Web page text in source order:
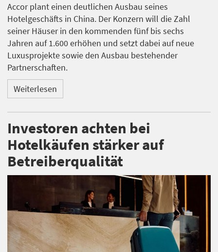
Accor plant einen deutlichen Ausbau seines
Hotelgeschäfts in China. Der Konzern will die Zahl
seiner Häuser in den kommenden fünf bis sechs
Jahren auf 1.600 erhöhen und setzt dabei auf neue
Luxusprojekte sowie den Ausbau bestehender
Partnerschaften.
Weiterlesen
Investoren achten bei
Hotelkäufen stärker auf
Betreiberqualität